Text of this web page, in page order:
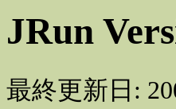
JRun
最終更新日: